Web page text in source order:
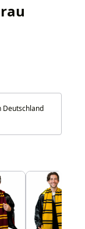
Deutschland